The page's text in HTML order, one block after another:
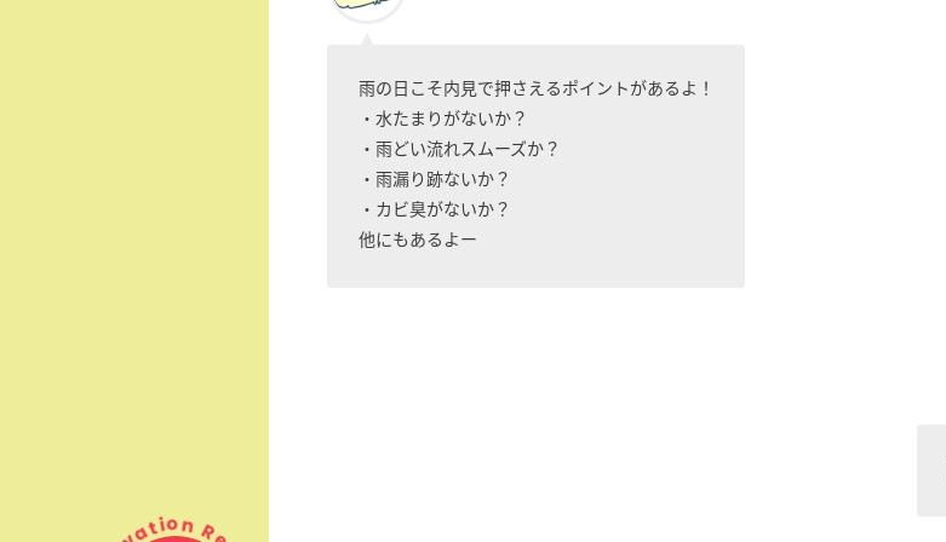
雨の日こそ内見で押さえるポイントがあるよ！
・水たまりがないか？
・雨どい流れスムーズか？
・雨漏り跡ないか？
・カビ臭がないか？
他にもあるよー